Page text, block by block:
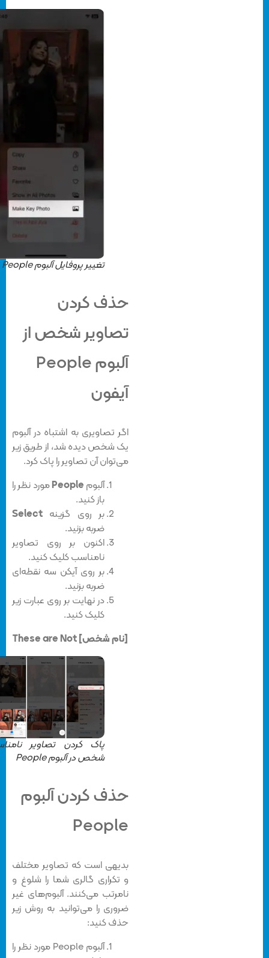
تغییر پروفایل آلبوم People
حذف کردن
تصاویر شخص از
آلبوم People
آیفون
اگر تصاویری به اشتباه در آلبوم
یک شخص دیده شد، از طریق زیر
می‌توان آن تصاویر را پاک کرد.
آلبومPeopleمورد نظر را
باز کنید.
بر روی گزینهSelect
ضربه بزنید.
اکنون بر روی تصاویر
نامناسب کلیک کنید.
بر روی آیکن سه نقطه‌ای
ضربه بزنید.
در نهایت بر روی عبارت زیر
کلیک کنید.
پاک کردن تصاویر نامناسب
شخص در آلبوم People
حذف کردن آلبوم
People
بدیهی است که تصاویر مختلف
و تکراری گالری شما را شلوغ و
نامرتب می‌کنند. آلبوم‌های غیر
ضروری را می‌توانید به روش زیر
حذف کنید:
آلبوم People مورد نظر را